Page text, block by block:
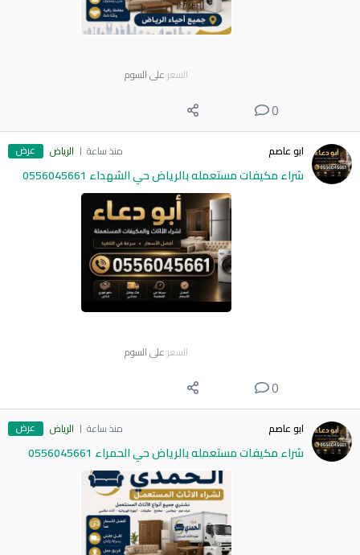
السعر على السوم
0
ابو عاصم منذ ساعة الرياض عرض
شراء مكيفات مستعمله بالرياض حي الشهداء 0556045661
السعر على السوم
0
ابو عاصم منذ ساعة الرياض عرض
شراء مكيفات مستعمله بالرياض حي الحمراء 0556045661